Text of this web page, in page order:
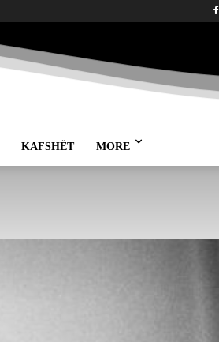
KAFSHËT MORE